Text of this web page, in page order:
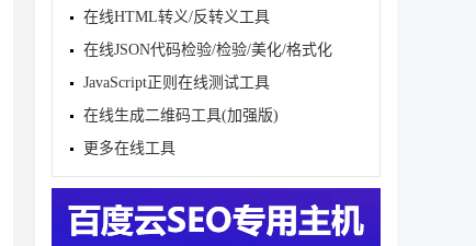
在线HTML转义/反转义工具
在线JSON代码检验/检验/美化/格式化
JavaScript正则在线测试工具
在线生成二维码工具(加强版)
更多在线工具